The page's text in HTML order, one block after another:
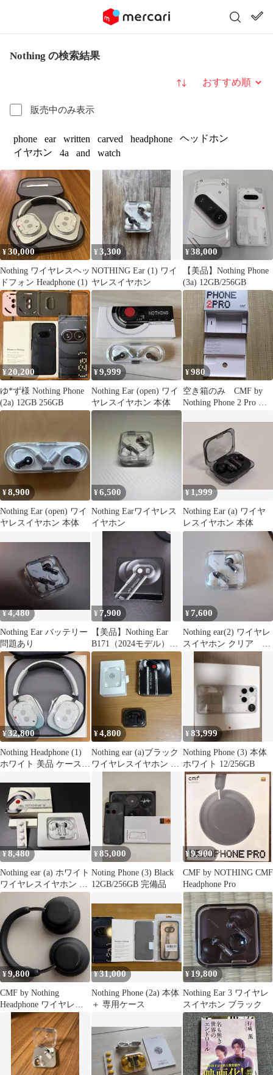
Nothing の検索結果
販売中のみ表示
並び替え
phone ear written carved headphone
ヘッドホン
イヤホン
4a and watch
¥30,000
Nothing ワイヤレスヘッ
ドフォン Headphone (1)
¥3,300
NOTHING Ear (1) ワイ
ヤレスイヤホン
¥38,000
【美品】Nothing Phone
(3a) 12GB/256GB
¥20,200
ゆ*ず様 Nothing Phone
(2a) 12GB 256GB
¥9,999
Nothing Ear (open) ワイ
ヤレスイヤホン 本体
¥980
空き箱のみ CMF by
Nothing Phone 2 Pro 空
¥8,900
Nothing Ear (open) ワイ
ヤレスイヤホン 本体
¥6,500
Nothing Earワイヤレス
イヤホン
¥1,999
Nothing Ear (a) ワイヤ
レスイヤホン 本体
¥4,480
Nothing Ear バッテリー
問題あり
¥ 7,900
【美品】Nothing Ear
B171（2024モデル）ノ
イキャン・ハイレゾ
¥ 7,600
Nothing ear(2) ワイヤレ
スイヤホン クリア 透
¥32,800
Nothing Headphone (1)
ホワイト 美品 ケース・
¥4,800
Nothing ear (a)ブラック
ワイヤレスイヤホン 本
¥83,999
Nothing Phone (3) 本体
ホワイト 12/256GB
¥8,480
Nothing ear (a) ホワイト
ワイヤレスイヤホン イ
ヤーピース付き
¥85,000
Noting Phone (3) Black
12GB/256GB 完備品
¥ 9,900
CMF by NOTHING CMF
Headphone Pro
¥9,800
CMF by Nothing
Headphone ワイヤレス
ヘッドホン ブラック
¥31,000
Nothing Phone (2a) 本体
＋ 専用ケース
¥ 19,800
Nothing Ear 3 ワイヤレ
スイヤホン ブラック